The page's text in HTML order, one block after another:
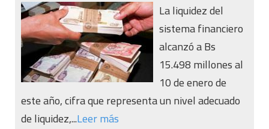
La liquidez del
sistema financiero
alcanzó a Bs
15.498 millones al
10 de enero de
este año, cifra que representa un nivel adecuado
de liquidez,...Leer más